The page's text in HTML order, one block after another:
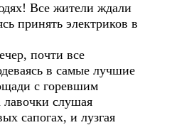
Все жители ждали
принять электриков в
почти все
в самые лучшие
с горевшим
слушая
сапогах, и лузгая